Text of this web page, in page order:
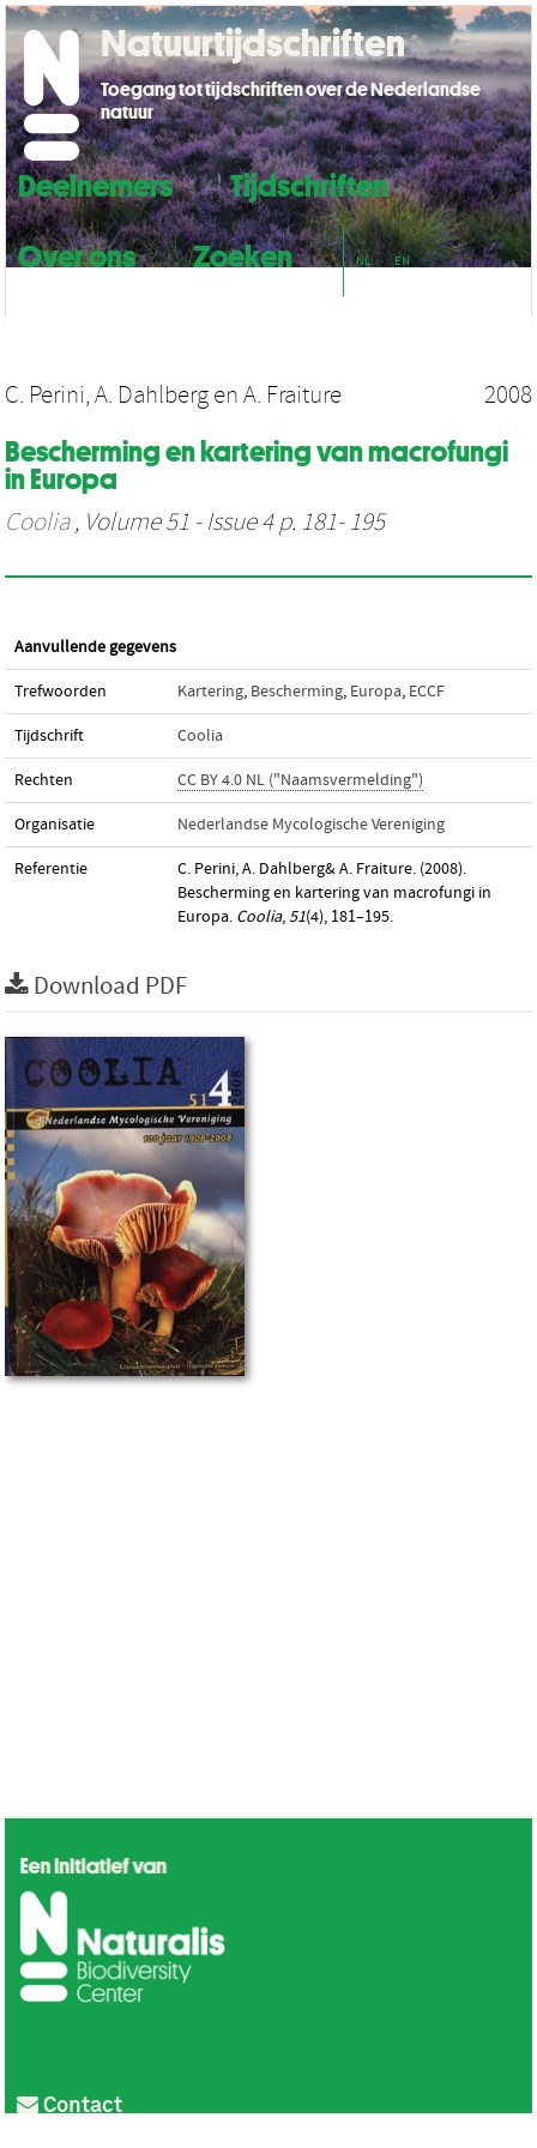
Deelnemers
Tijdschriften
Over ons
Zoeken NL EN
Natuurtijdschriften
Toegang tot tijdschriften over de Nederlandse
natuur
C. Perini,A. Dahlberg en A. Fraiture 2008
Bescherming en kartering van macrofungi
in Europa
Coolia, Volume 51 - Issue 4 p. 181- 195
Aanvullende gegevens
Trefwoorden Kartering, Bescherming, Europa, ECCF
Tijdschrift Coolia
Rechten CC BY 4.0 NL ("Naamsvermelding")
Organisatie Nederlandse Mycologische Vereniging
Referentie
C. Perini, A. Dahlberg& A. Fraiture. (2008).
Bescherming en kartering van macrofungi in
Europa. Coolia,51(4), 181–195.
Download PDF
Contact